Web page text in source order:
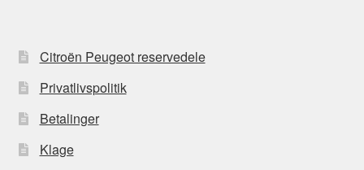
Citroën Peugeot reservedele
Privatlivspolitik
Betalinger
Klage